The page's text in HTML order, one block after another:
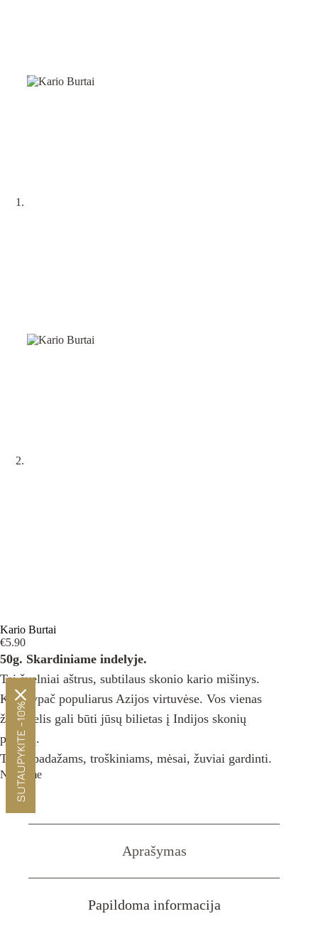
Kario Burtai
€5.90
50g. Skardiniame indelyje.
Tai švelniai aštrus, subtilaus skonio kario mišinys.
Karis ypač populiarus Azijos virtuvėse. Vos vienas
žiupsnelis gali būti jūsų bilietas į Indijos skonių
pasaulį.
Tinka padažams, troškiniams, mėsai, žuviai gardinti.
Neturime
Aprašymas
Papildoma informacija
SUTAUPYKITE -10%